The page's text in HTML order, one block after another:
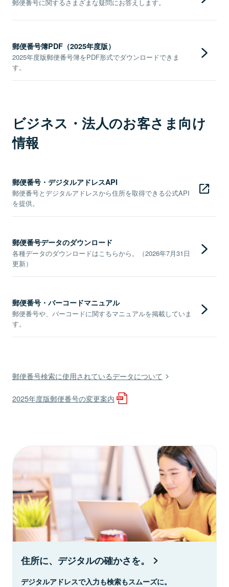
郵便番号に関するさまざまな疑問にお答えします。
郵便番号簿PDF（2025年度版）
2025年度版郵便番号簿をPDF形式でダウンロードできま
す。
ビジネス・法人のお客さま向け
情報
郵便番号・デジタルアドレスAPI
郵便番号とデジタルアドレスから住所を取得できる公式API
を提供。
郵便番号データのダウンロード
各種データのダウンロードはこちらから。（2026年7月31日
更新）
郵便番号・バーコードマニュアル
郵便番号や、バーコードに関するマニュアルを掲載していま
す。
郵便番号検索に使用されているデータについて
2025年度版郵便番号の変更案内
住所に、デジタルの確かさを。
デジタルアドレスで入力も検索もスムーズに。